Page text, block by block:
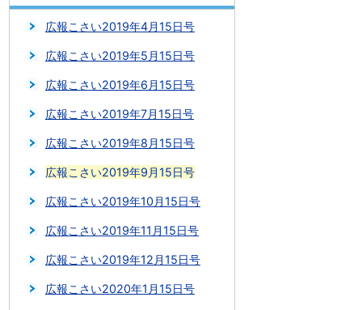
広報こさい2019年4月15日号
広報こさい2019年5月15日号
広報こさい2019年6月15日号
広報こさい2019年7月15日号
広報こさい2019年8月15日号
広報こさい2019年9月15日号
広報こさい2019年10月15日号
広報こさい2019年11月15日号
広報こさい2019年12月15日号
広報こさい2020年1月15日号